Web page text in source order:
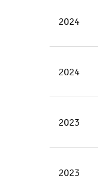
2024
2024
2023
2023